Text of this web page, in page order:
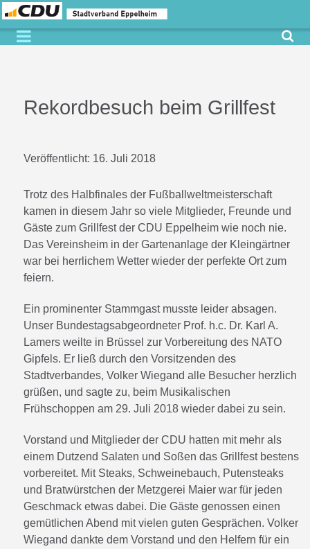
Rekordbesuch beim Grillfest
Veröffentlicht: 16. Juli 2018
Trotz des Halbfinales der Fußballweltmeisterschaft
kamen in diesem Jahr so viele Mitglieder, Freunde und
Gäste zum Grillfest der CDU Eppelheim wie noch nie.
Das Vereinsheim in der Gartenanlage der Kleingärtner
war bei herrlichem Wetter wieder der perfekte Ort zum
feiern.
Ein prominenter Stammgast musste leider absagen.
Unser Bundestagsabgeordneter Prof. h.c. Dr. Karl A.
Lamers weilte in Brüssel zur Vorbereitung des NATO
Gipfels. Er ließ durch den Vorsitzenden des
Stadtverbandes, Volker Wiegand alle Besucher herzlich
grüßen, und sagte zu, beim Musikalischen
Frühschoppen am 29. Juli 2018 wieder dabei zu sein.
Vorstand und Mitglieder der CDU hatten mit mehr als
einem Dutzend Salaten und Soßen das Grillfest bestens
vorbereitet. Mit Steaks, Schweinebauch, Putensteaks
und Bratwürstchen der Metzgerei Maier war für jeden
Geschmack etwas dabei. Die Gäste genossen einen
gemütlichen Abend mit vielen guten Gesprächen. Volker
Wiegand dankte dem Vorstand und den Helfern für ein